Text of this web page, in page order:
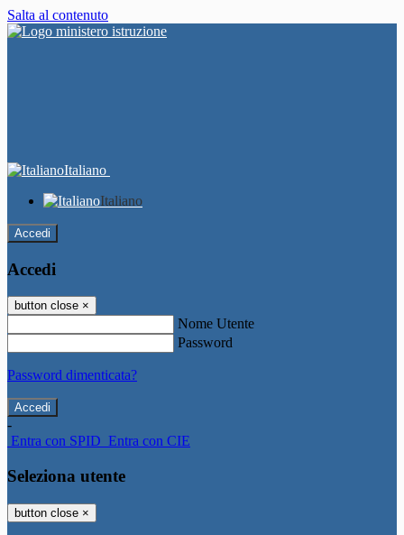
Salta al contenuto
Italiano
Italiano
Accedi
Accedi
button close ×
Nome Utente
Password
Password dimenticata?
-
Entra con SPID Entra con CIE
Seleziona utente
button close ×